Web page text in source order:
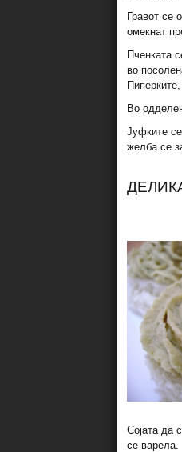
Гравот се
омекнат
Пченката
во
Во
Јуфките
желба се
Сојата да
се варела.